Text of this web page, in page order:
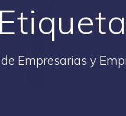
Empresarias y